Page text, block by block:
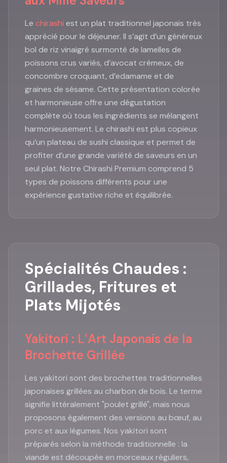
Le chirashi est un plat traditionnel japonais très
apprécié pour le déjeuner. Il s’agit d’un généreux
bol de riz vinaigré surmonté de lamelles de
poissons crus variés, d’avocat crémeux, de
concombre croquant, d’edamame et de
graines de sésame. Cette présentation colorée
et harmonieuse offre une dégustation
complète où tous les ingrédients se mélangent
harmonieusement. Le chirashi est plus copieux
qu’un plateau de sushi classique et permet de
profiter d’une grande variété de saveurs en un
seul plat. Notre Chirashi Premium comprend 5
types de poissons différents pour une
expérience gustative riche et équilibrée.
Spécialités Chaudes :
Grillades, Fritures et
Plats Mijotés
Yakitori : L’Art Japonais de la
Brochette Grillée
Les yakitori sont des brochettes traditionnelles
japonaises grillées au charbon de bois. Le terme
signifie littéralement "poulet grillé", mais nous
proposons également des versions au bœuf, au
porc et aux légumes. Nos yakitori sont
préparés selon la méthode traditionnelle : la
viande est découpée en morceaux réguliers,